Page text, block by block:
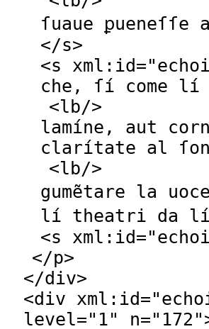
ſuaue
</s>
<s xml:id="
che, ſí come
<lb/>
lamíne, aut
clarítate al
<lb/>
gumẽtare la
lí theatri da lí
<s xml:id="
</p>
</div>
<div xml:id="
level=" 1" n=" 172